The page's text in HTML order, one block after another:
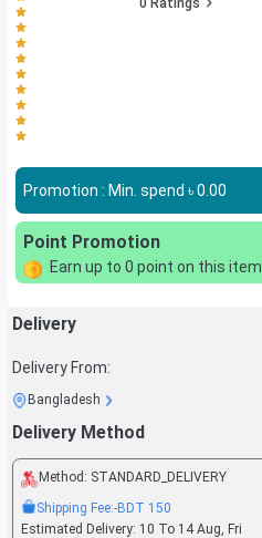
0 Ratings
Promotion : Min. spend ৳0.00
Point Promotion
Earn up to 0 point on this item
Delivery
Delivery From:
Bangladesh
Delivery Method
Method: STANDARD_DELIVERY
Shipping Fee:-BDT 150
Estimated Delivery: 10 To 14 Aug, Fri